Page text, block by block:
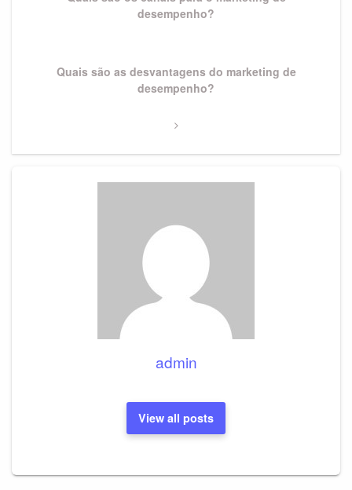
desempenho?
NextQuais são as desvantagens do marketing de
desempenho?
admin
View all posts